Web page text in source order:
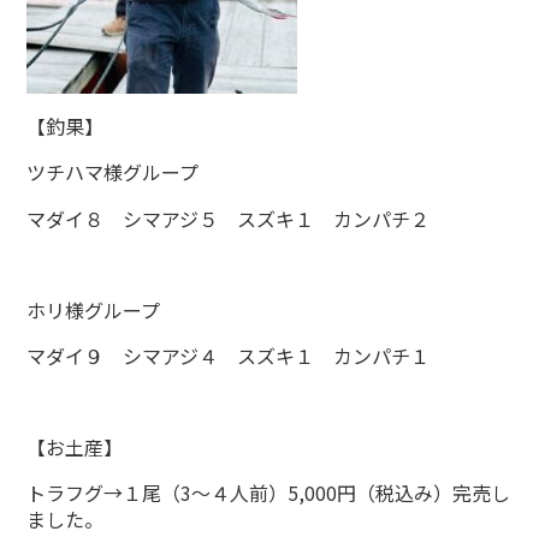
【釣果】
ツチハマ様グループ
マダイ８ シマアジ５ スズキ１ カンパチ２
ホリ様グループ
マダイ９ シマアジ４ スズキ１ カンパチ１
【お土産】
トラフグ→１尾（3～４人前）5,000円（税込み）完売し
ました。